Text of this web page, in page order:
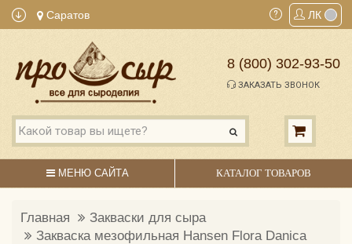
Саратов ЛК
8 (800) 302-93-50
ЗАКАЗАТЬ ЗВОНОК
МЕНЮ САЙТА КАТАЛОГ ТОВАРОВ
Главная
Закваски для сыра
Закваска мезофильная Hansen Flora Danica